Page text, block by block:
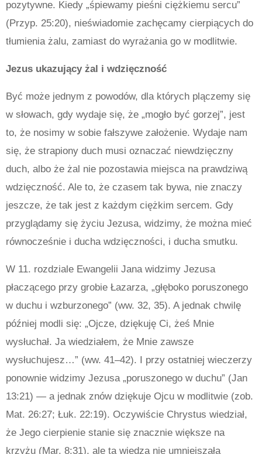
pozytywne. Kiedy „śpiewamy pieśni ciężkiemu sercu”
(Przyp. 25:20), nieświadomie zachęcamy cierpiących do
tłumienia żalu, zamiast do wyrażania go w modlitwie.
Jezus ukazujący żal i wdzięczność
Być może jednym z powodów, dla których plączemy się
w słowach, gdy wydaje się, że „mogło być gorzej”, jest
to, że nosimy w sobie fałszywe założenie. Wydaje nam
się, że strapiony duch musi oznaczać niewdzięczny
duch, albo że żal nie pozostawia miejsca na prawdziwą
wdzięczność. Ale to, że czasem tak bywa, nie znaczy
jeszcze, że tak jest z każdym ciężkim sercem. Gdy
przyglądamy się życiu Jezusa, widzimy, że można mieć
równocześnie i ducha wdzięczności, i ducha smutku.
W 11. rozdziale Ewangelii Jana widzimy Jezusa
płaczącego przy grobie Łazarza, „głęboko poruszonego
w duchu i wzburzonego” (ww. 32, 35). A jednak chwilę
później modli się: „Ojcze, dziękuję Ci, żeś Mnie
wysłuchał. Ja wiedziałem, że Mnie zawsze
wysłuchujesz…” (ww. 41–42). I przy ostatniej wieczerzy
ponownie widzimy Jezusa „poruszonego w duchu” (Jan
13:21) — a jednak znów dziękuje Ojcu w modlitwie (zob.
Mat. 26:27; Łuk. 22:19). Oczywiście Chrystus wiedział,
że Jego cierpienie stanie się znacznie większe na
krzyżu (Mar. 8:31), ale ta wiedza nie umniejszała